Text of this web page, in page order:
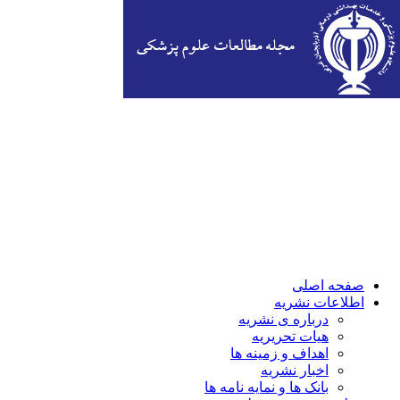
صفحه اصلی
اطلاعات نشریه
درباره ی نشریه
هیات تحریریه
اهداف و زمینه ها
اخبار نشریه
بانک ها و نمایه نامه ها